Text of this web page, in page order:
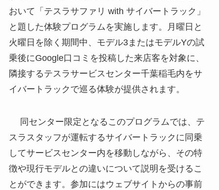
おいて「テスラサファリ with サイバートラック」
と題した体験プログラムを実施します。月曜日と
火曜日を除く期間中、モデル3またはモデルYの試
乗後にGoogle口コミを投稿した来店客を対象に、
隣接するテスラサービスセンター千葉稲毛内をサ
イバートラックで巡る体験が提供されます。
同センター限定となるこのプログラムでは、テ
スラスタッフが運転するサイバートラックに同乗
してサービスセンター内を移動しながら、その特
徴や現行モデルとの違いについて説明を受けるこ
とができます。参加にはウェブサイトからの事前